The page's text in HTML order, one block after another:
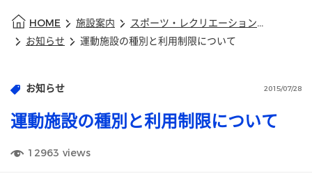
HOME 施設案内
スポーツ・レクリエーション施設
お知らせ
運動施設の種別と利用制限について
お知らせ 2015/07/28
運動施設の種別と利用制限について
12963 views